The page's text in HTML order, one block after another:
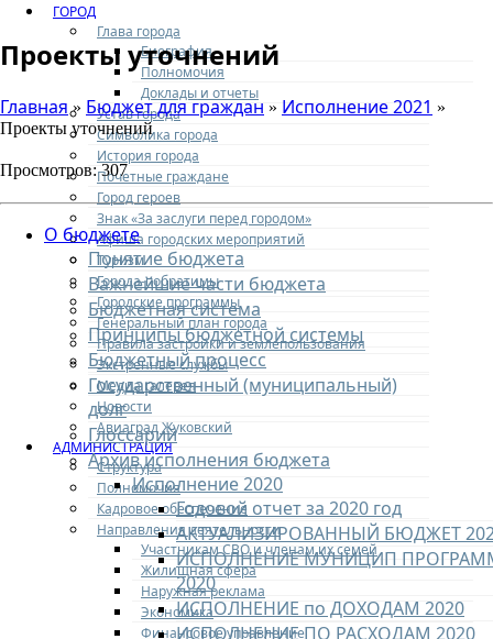
ГОРОД
Глава города
Биография
Полномочия
Доклады и отчеты
Устав города
Символика города
История города
Почетные граждане
Город героев
Знак «За заслуги перед городом»
Афиша городских мероприятий
Туризм
Города-побратимы
Городские программы
Генеральный план города
Правила застройки и землепользования
Экстренные службы
Медиа галерея
Новости
Авиаград Жуковский
АДМИНИСТРАЦИЯ
Структура
Полномочия
Кадровое обеспечение
Направления деятельности
Участникам СВО и членам их семей
Жилищная сфера
Наружная реклама
Экономика
Финансовое управление
Проекты уточнений
Главная» Бюджет для граждан » Исполнение 2021 »
Проекты уточнений
Просмотров: 307
О бюджете
Понятие бюджета
Важнейшие части бюджета
Бюджетная система
Принципы бюджетной системы
Бюджетный процесс
Государственный (муниципальный)
долг
Глоссарий
Архив исполнения бюджета​​​​​​​
Исполнение 2020
Годовой отчет за 2020 год
АКТУАЛИЗИРОВАННЫЙ БЮДЖЕТ
ИСПОЛНЕНИЕ МУНИЦИП
2020
ИСПОЛНЕНИЕ по ДОХОДАМ 2020
ИСПОЛНЕНИЕ ПО РАСХОДАМ 2020